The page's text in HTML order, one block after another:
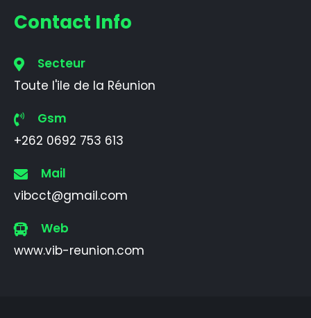
Contact Info
Secteur
Toute l'ile de la Réunion
Gsm
+262 0692 753 613
Mail
vibcct@gmail.com
Web
www.vib-reunion.com